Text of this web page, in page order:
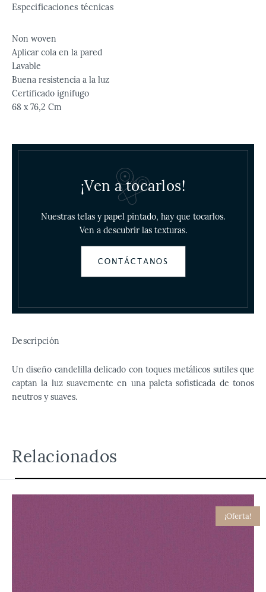
Especificaciones técnicas
Non woven
Aplicar cola en la pared
Lavable
Buena resistencia a la luz
Certificado ignifugo
68 x 76,2 Cm
¡Ven a tocarlos!
Nuestras telas y papel pintado, hay que tocarlos.
Ven a descubrir las texturas.
CONTÁCTANOS
Descripción
Un diseño candelilla delicado con toques metálicos sutiles que
captan la luz suavemente en una paleta sofisticada de tonos
neutros y suaves.
Relacionados
¡Oferta!